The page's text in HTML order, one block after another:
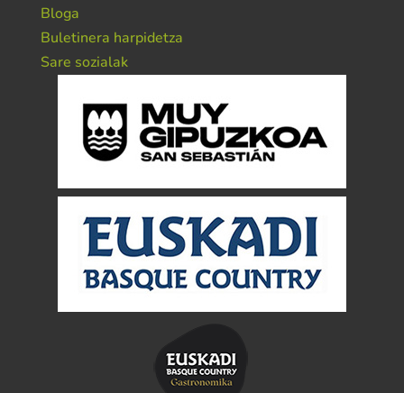
Bloga
Buletinera harpidetza
Sare sozialak